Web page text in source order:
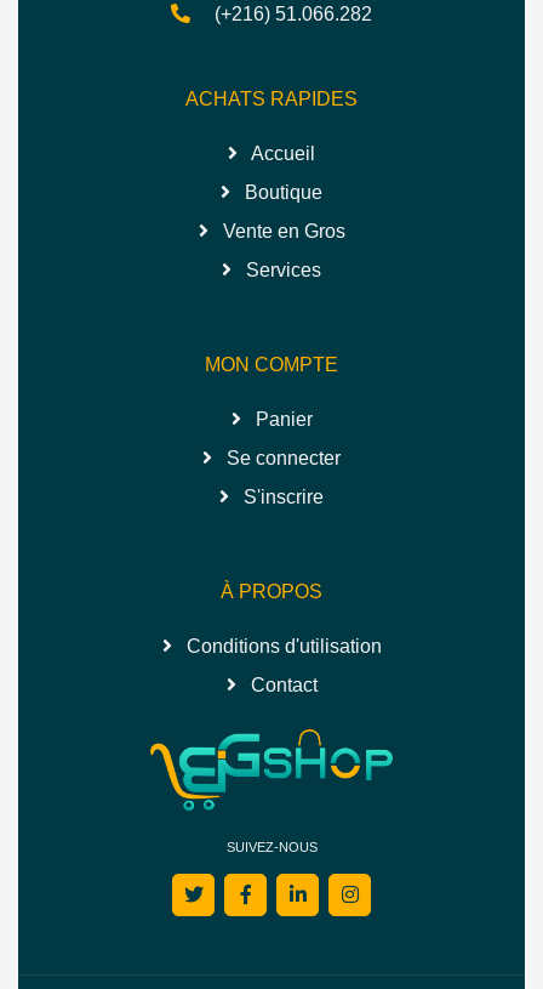
(+216) 51.066.282
ACHATS RAPIDES
Accueil
Boutique
Vente en Gros
Services
MON COMPTE
Panier
Se connecter
S'inscrire
À PROPOS
Conditions d'utilisation
Contact
SUIVEZ-NOUS